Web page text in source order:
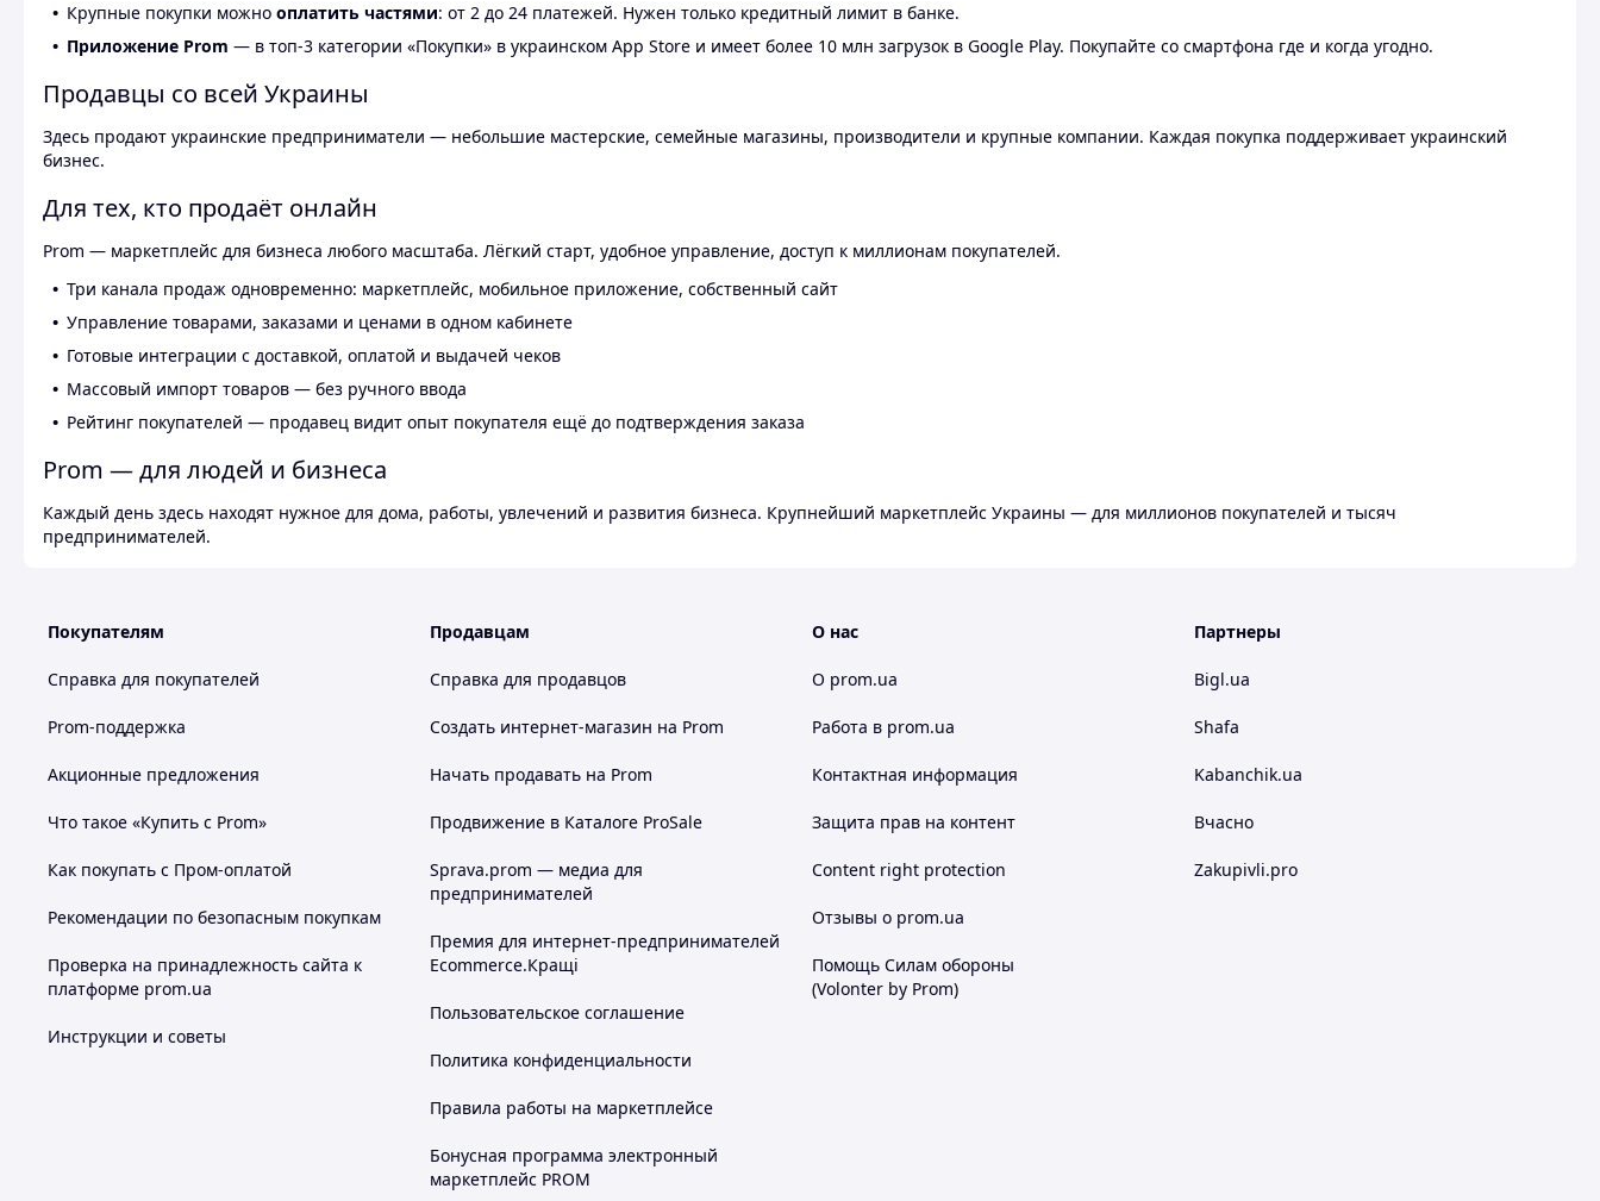
Крупные покупки можно оплатить частями: от 2 до 24 платежей. Нужен только кредитный лимит в банке.
Приложение Prom — в топ-3 категории «Покупки» в украинском App Store и имеет более 10 млн загрузок в Google Play. Покупайте со смартфона где и когда угодно.
Продавцы со всей Украины
Здесь продают украинские предприниматели — небольшие мастерские, семейные магазины, производители и крупные компании. Каждая покупка поддерживает украинский
бизнес.
Для тех, кто продаёт онлайн
Prom — маркетплейс для бизнеса любого масштаба. Лёгкий старт, удобное управление, доступ к миллионам покупателей.
Три канала продаж одновременно: маркетплейс, мобильное приложение, собственный сайт
Управление товарами, заказами и ценами в одном кабинете
Готовые интеграции с доставкой, оплатой и выдачей чеков
Массовый импорт товаров — без ручного ввода
Рейтинг покупателей — продавец видит опыт покупателя ещё до подтверждения заказа
Prom — для людей и бизнеса
Каждый день здесь находят нужное для дома, работы, увлечений и развития бизнеса. Крупнейший маркетплейс Украины — для миллионов покупателей и тысяч
предпринимателей.
Покупателям
Справка для покупателей
Prom-поддержка
Акционные предложения
Что такое «Купить с Prom»
Как покупать с Пром-оплатой
Рекомендации по безопасным покупкам
Проверка на принадлежность сайта к
платформе prom.ua
Инструкции и советы
Продавцам
Справка для продавцов
Создать интернет-магазин на Prom
Начать продавать на Prom
Продвижение в Каталоге ProSale
Sprava.prom — медиа для
предпринимателей
Премия для интернет-предпринимателей
Ecommerce.Кращі
Пользовательское соглашение
Политика конфиденциальности
Правила работы на маркетплейсе
Бонусная программа электронный
маркетплейс PROM
О нас
О prom.ua
Работа в prom.ua
Контактная информация
Защита прав на контент
Content right protection
Отзывы о prom.ua
Помощь Силам обороны
(Volonter by Prom)
Партнеры
Bigl.ua
Shafa
Kabanchik.ua
Вчасно
Zakupivli.pro